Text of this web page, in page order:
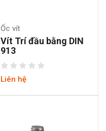
Ốc vít
Vít Trí đầu bằng DIN
913
Liên hệ